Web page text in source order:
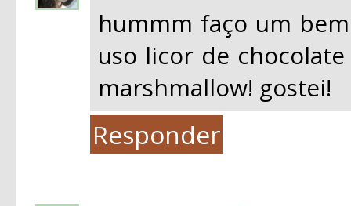
hummm faço um
uso licor de
marshmallow! gostei!
Responder